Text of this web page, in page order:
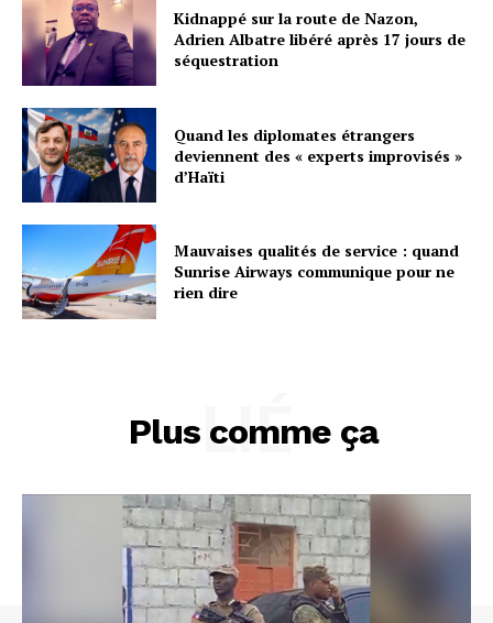
Kidnappé sur la route de Nazon,
Adrien Albatre libéré après 17 jours de
séquestration
Quand les diplomates étrangers
deviennent des « experts improvisés »
d’Haïti
Mauvaises qualités de service : quand
Sunrise Airways communique pour ne
rien dire
Plus comme ça
LIÉ